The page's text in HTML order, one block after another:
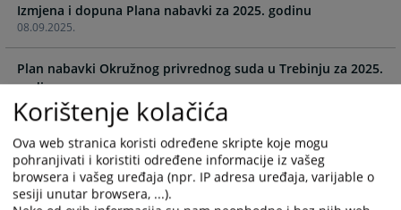
forward
to
interact
with
the
calendar
select
a
date.
forward
interact
with
the
calendar
select
a
date.
08.09.2025.
Izmjena i dopuna Plana nabavki za 2025. godinu
29.01.2025.
Plan nabavki Okružnog privrednog suda u Trebinju za 2025.
godinu
06.06.2023.
Plan nabavki Okružnog privrednog suda u Trebinju za 2023.
godinu
Korištenje kolačića
Ova web stranica koristi određene skripte koje mogu
pohranjivati i koristiti određene informacije iz vašeg
browsera i vašeg uređaja (npr. IP adresa uređaja, varijable o
sesiji unutar browsera, ...).